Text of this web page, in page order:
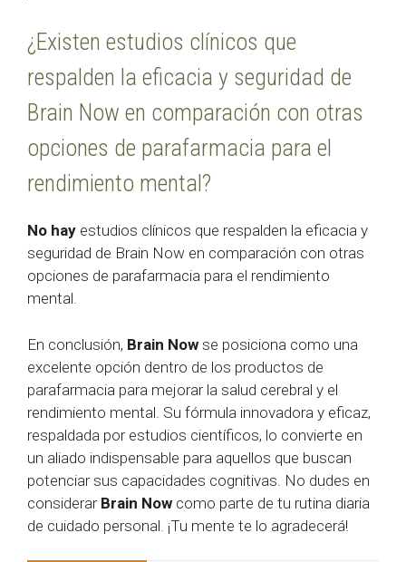
¿Existen estudios clínicos que
respalden la eficacia y seguridad de
Brain Now en comparación con otras
opciones de parafarmacia para el
rendimiento mental?
No hay estudios clínicos que respalden la eficacia y
seguridad de Brain Now en comparación con otras
opciones de parafarmacia para el rendimiento
mental.
En conclusión, Brain Now se posiciona como una
excelente opción dentro de los productos de
parafarmacia para mejorar la salud cerebral y el
rendimiento mental. Su fórmula innovadora y eficaz,
respaldada por estudios científicos, lo convierte en
un aliado indispensable para aquellos que buscan
potenciar sus capacidades cognitivas. No dudes en
considerar Brain Now como parte de tu rutina diaria
de cuidado personal. ¡Tu mente te lo agradecerá!